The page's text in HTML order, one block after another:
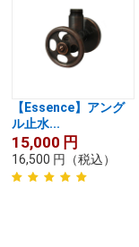
【Essence】アング
ル止水...
15,000 円
16,500 円 （税込）